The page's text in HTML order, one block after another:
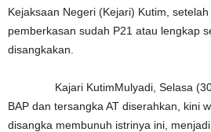
Kejaksaan Negeri (Kejari) Kutim,
pemberkasan sudah P21 atau lengkap
disangkakan.
Kajari KutimMulyadi, Selasa (30/
BAP dan tersangka AT diserahkan, kini
disangka membunuh istrinya ini,